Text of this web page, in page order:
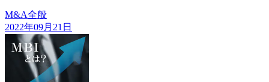
M&A全般
2022年09月21日